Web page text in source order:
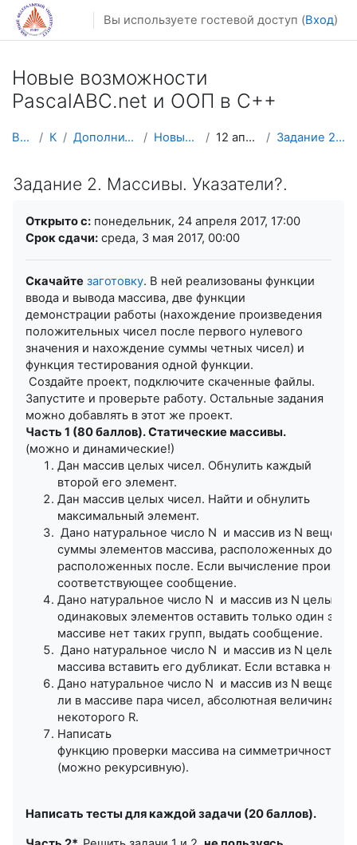
Перейти к основному содержанию
Вы используете гостевой доступ (Вход)
Новые возможности
PascalABC.net и ООП в С++
В начало Курсы Дополнительное образование Новые возможности Р 12 апреля - 18 апреля Задание 2. Массивы. Указатели?.
Задание 2. Массивы. Указатели?.
Открыто с: понедельник, 24 апреля 2017, 17:00
Срок сдачи: среда, 3 мая 2017, 00:00
Скачайте заготовку. В ней реализованы функции
ввода и вывода массива, две функции
демонстрации работы (нахождение произведения
положительных чисел после первого нулевого
значения и нахождение суммы четных чисел) и
функция тестирования одной функции.
Создайте проект, подключите скаченные файлы.
Запустите и проверьте работу. Остальные задания
можно добавлять в этот же проект.
Часть 1 (80 баллов). Статические массивы.
(можно и динамические!)
Дан массив целых чисел. Обнулить каждый
второй его элемент.
Дан массив целых чисел. Найти и обнулить
максимальный элемент.
Дано натуральное число N и массив из N
суммы элементов массива, расположенных до
расположенных после. Если вычисление
соответствующее сообщение.
Дано натуральное число N и массив из N целых
одинаковых элементов оставить только один
массиве нет таких групп, выдать сообщение.
Дано натуральное число N и массив из N целых
массива вставить его дубликат. Если вставка не
Дано натуральное число N и массив из N
ли в массиве пара чисел, абсолютная величина
некоторого R.
Написать
функцию проверки массива на симметричность.
(можно рекурсивную).
Написать тесты для каждой задачи (20 баллов).